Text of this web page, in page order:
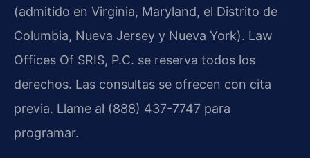
(admitido en Virginia, Maryland, el Distrito de
Columbia, Nueva Jersey y Nueva York). Law
Offices Of SRIS, P.C. se reserva todos los
derechos. Las consultas se ofrecen con cita
previa. Llame al (888) 437-7747 para
programar.